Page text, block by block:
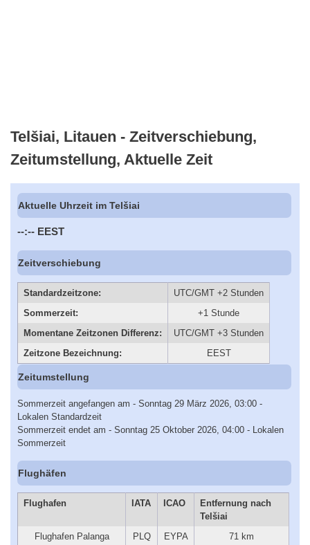
Telšiai, Litauen - Zeitverschiebung,
Zeitumstellung, Aktuelle Zeit
Aktuelle Uhrzeit im Telšiai
--:-- EEST
Zeitverschiebung
Standardzeitzone:
UTC/GMT +2 Stunden
Sommerzeit:
+1 Stunde
Momentane Zeitzonen Differenz:
UTC/GMT +3 Stunden
Zeitzone Bezeichnung:
EEST
Zeitumstellung
Sommerzeit angefangen am - Sonntag 29 März 2026, 03:00 -
Lokalen Standardzeit
Sommerzeit endet am - Sonntag 25 Oktober 2026, 04:00 - Lokalen
Sommerzeit
Flughäfen
Flughafen IATA ICAO
Entfernung nach
Telšiai
Flughafen Palanga
PLQ EYPA
71 km